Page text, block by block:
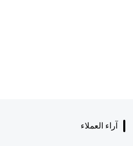
آراء العملاء